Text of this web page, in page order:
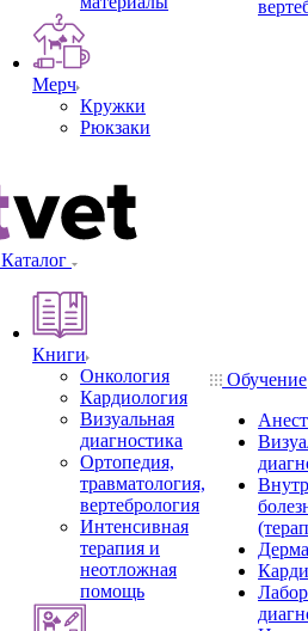
Мерч
Кружки
Рюкзаки
Каталог
Книги
Онкология
Кардиология
Визуальная
диагностика
Ортопедия,
травматология,
вертебрология
Интенсивная
терапия и
неотложная
помощь
Обучение